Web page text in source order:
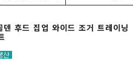
후드 집업 와이드 조거 트레이닝